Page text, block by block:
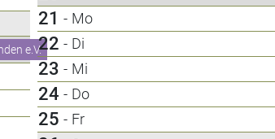
e.V.
21 - Mo
22 - Di
23 - Mi
24 - Do
25 - Fr